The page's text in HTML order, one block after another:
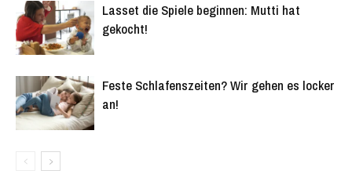
Lasset die Spiele beginnen: Mutti hat
gekocht!
Feste Schlafenszeiten? Wir gehen es locker
an!